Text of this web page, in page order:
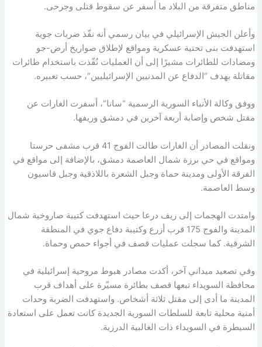
مناطق متفرقة من البلاد ما أسفر عن سقوط قتلى وجرحى.
وأعلن الجيش الإسرائيلي في بيان رسمي أنه نفّذ ضربات جوية
استهدفت بنى تحتية عسكرية ومواقع لإطلاق صواريخ أرض-جو
ومضادات للطائرات مشيرًا إلى أن العمليات نُفّذت باستخدام طائرات
مقاتلة بهدف “الدفاع عن المدنيين الإسرائيليين”، حسب تعبيره.
ووفق وكالة الأنباء السورية الرسمية “سانا”، أسفرت الغارات عن
مقتل شخص وإصابة أربعة آخرين في دمشق وريفها.
ونقلت المصادر أن الغارات طالت الفوج 41 قرب مشفى حرستا
ومواقع في حي برزة شمال العاصمة دمشق، بالإضافة إلى مواقع في
الفرقة الأولى ومدينة حماة وجبل الشعرة باللاذقية وجبل قاسيون
وسط العاصمة.
وامتدت الهجمات إلى ريف درعا حيث استهدفت كتيبة صاروخية شمال
المدينة والفوج 175 قرب أزرع وكتيبة دفاع جوي في المنطقة
الشرقية. كما سجلت عمليات قصف في أجواء حمص وحماة.
وفي تصعيد ميداني آخر، أكدت مصادر هبوط مروحية إسرائيلية في
محافظة السويداء تبعها قصف بطائرة مسيّرة على أهداف قرب
المدينة ما أدى إلى مقتل ثلاثة أشخاص. واستهدفت الضربة وحدات
أمنية محلية تابعة للسلطات السورية الجديدة كانت تعمل على استعادة
السيطرة في السويداء ذات الغالبية الدرزية.